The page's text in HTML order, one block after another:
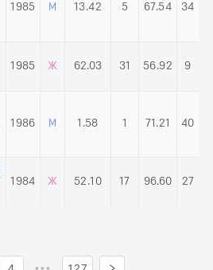
1985 М 13.42 5 67.54 34
1985 Ж 62.03 31 56.92 9
1986 М 1.58 1 71.21 40
1984 Ж 52.10 17 96.60 27